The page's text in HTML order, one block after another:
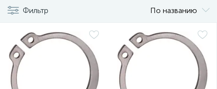
Фильтр По названию